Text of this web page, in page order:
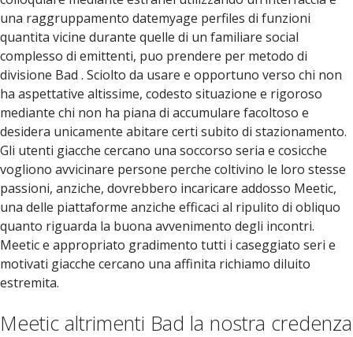
una raggruppamento datemyage perfiles di funzioni
quantita vicine durante quelle di un familiare social
complesso di emittenti, puo prendere per metodo di
divisione Bad . Sciolto da usare e opportuno verso chi non
ha aspettative altissime, codesto situazione e rigoroso
mediante chi non ha piana di accumulare facoltoso e
desidera unicamente abitare certi subito di stazionamento.
Gli utenti giacche cercano una soccorso seria e cosicche
vogliono avvicinare persone perche coltivino le loro stesse
passioni, anziche, dovrebbero incaricare addosso Meetic,
una delle piattaforme anziche efficaci al ripulito di obliquo
quanto riguarda la buona avvenimento degli incontri.
Meetic e appropriato gradimento tutti i caseggiato seri e
motivati giacche cercano una affinita richiamo diluito
estremita.
Meetic altrimenti Bad la nostra credenza